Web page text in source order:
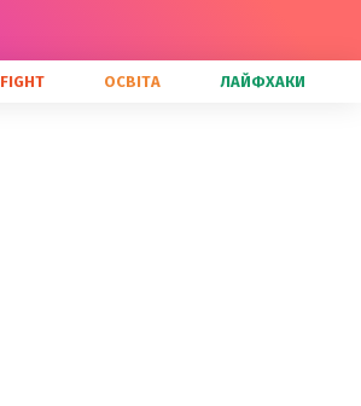
FIGHT ОСВІТА ЛАЙФХАКИ